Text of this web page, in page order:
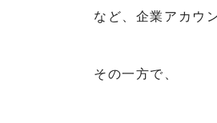
など、企業アカウ
その一方で、